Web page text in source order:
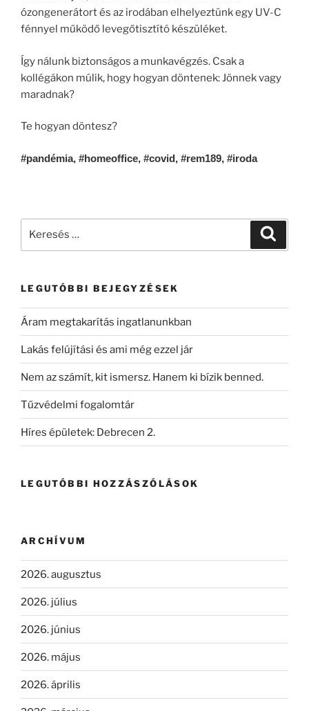
ózongenerátort és az irodában elhelyeztünk egy UV-C
fénnyel működő levegőtisztító készüléket.
Így nálunk biztonságos a munkavégzés. Csak a
kollégákon múlik, hogy hogyan döntenek: Jönnek vagy
maradnak?
Te hogyan döntesz?
#pandémia, #homeoffice, #covid, #rem189, #iroda
LEGUTÓBBI BEJEGYZÉSEK
Áram megtakarítás ingatlanunkban
Lakás felújítási és ami még ezzel jár
Nem az számít, kit ismersz. Hanem ki bízik benned.
Tűzvédelmi fogalomtár
Híres épületek: Debrecen 2.
LEGUTÓBBI HOZZÁSZÓLÁSOK
ARCHÍVUM
2026. augusztus
2026. július
2026. június
2026. május
2026. április